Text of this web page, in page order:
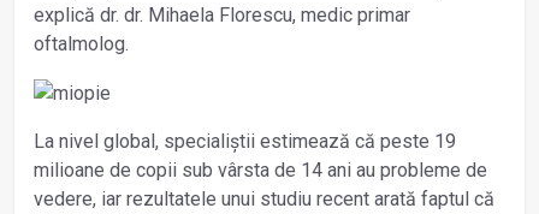
explică dr. dr. Mihaela Florescu, medic primar
oftalmolog.
La nivel global, specialiștii estimează că peste 19
milioane de copii sub vârsta de 14 ani au probleme de
vedere, iar rezultatele unui studiu recent arată faptul că